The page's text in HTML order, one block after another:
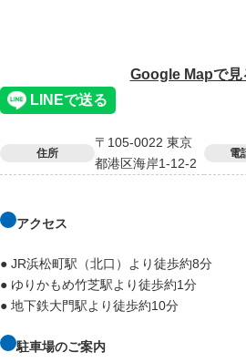
Google Mapで見
住所
〒105-0022 東京
都港区海岸1-12-2
電
アクセス
● JR浜松町駅（北口）より徒歩約8分
● ゆりかもめ竹芝駅より徒歩約1分
● 地下鉄大門駅より徒歩約10分
駐車場のご案内